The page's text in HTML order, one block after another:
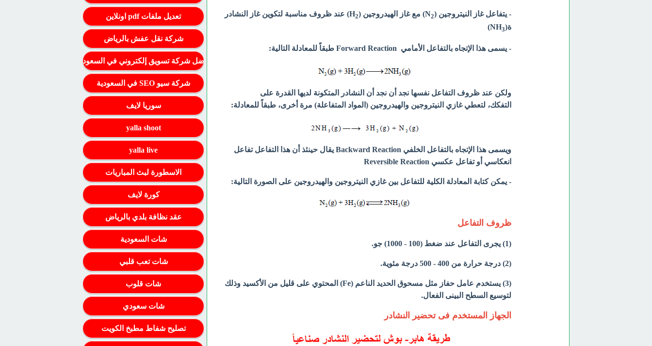
- يتفاعل غاز النيتروجين (N2 ) مع غاز الهيدروجين (H2
) عند ظروف مناسبة لتكوين غاز النشادر
ة(NH3
)
- يسمى هذا الإتجاه بالتفاعل الأمامي Forward Reaction طبقاً للمعادلة التالية:
ولكن عند ظروف التفاعل نفسها نجد أن نجد أن النشادر المتكونة لدیھا القدرة على
التفكك، لتعطي غازي النیتروجین والھیدروجین (المواد المتفاعلة) مرة أخرى، طبقاً للمعادلة:
ويسمى هذا الإتجاه بالتفاعل الخلفي Backward Reaction يقال حينئذ أن هذا التفاعل تفاعل
انعكاسي أو تفاعل عكسي Reversible Reaction
- یمكن كتابة المعادلة الكلية للتفاعل بين غازي النيتروجين والهيدروجين على الصورة التالية:
ظروف التفاعل
(1) يجرى التفاعل عند ضغط (100 - 1000) جو.
(2) درجة حرارة من 400 - 500 درجة مئوية.
(3) يستخدم عامل حفاز مثل مسحوق الحديد الناعم (Fe) المحتوي على قليل من الأكسيد وذلك
لتوسيع السطح البينى الفعال.
الجهاز المستخدم فى تحضير النشادر
تعديل ملفات pdf اونلاين
شركة نقل عفش بالرياض
أفضل شركة تسويق إلكتروني في السعودية
شركة سيو SEO في السعودية
سوريا لايف
yalla shoot
yalla live
الاسطورة لبث المباريات
كورة لايف
عقد نظافة بلدي بالرياض
شات السعودية
شات تعب قلبي
شات قلوب
شات سعودي
تصليح شفاط مطبخ الكويت